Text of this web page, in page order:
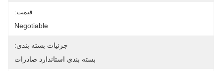
قیمت:
Negotiable
جزئیات بسته بندی:
بسته بندی استاندارد صادرات